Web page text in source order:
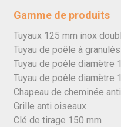
Gamme de produits
Tuyaux 125 mm inox
Tuyau de poêle à
Tuyau de poêle diamètre
Tuyau de poêle diamètre
Chapeau de cheminée
Grille anti oiseaux
Clé de tirage 150 mm